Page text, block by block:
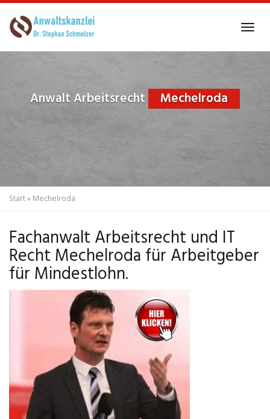
to
Anwalt Arbeitsrecht Mechelroda
Start» Mechelroda
Fachanwalt Arbeitsrecht und IT
Recht Mechelroda für Arbeitgeber
für Mindestlohn.